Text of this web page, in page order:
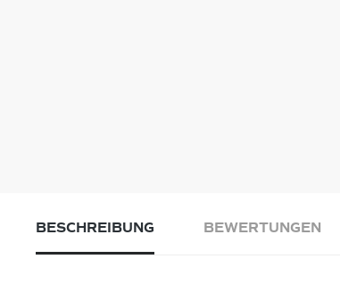
BESCHREIBUNG BEWERTUNGEN